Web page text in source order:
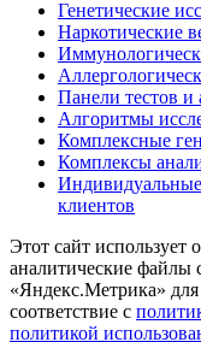
Генетические
Наркотические
Панели тестов и
Алгоритмы
Комплексные
Комплексы
клиентов
Этот сайт использует
аналитические файлы
«Яндекс.Метрика»
соответствие с
политикой